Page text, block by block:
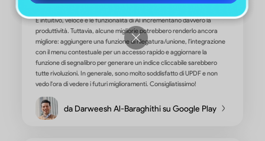
Ottimo editor PDF
Sono davvero contento di aver acquistato UPDF! È stata una
propria rivoluzione per me quando ho la necessità di lavorare
PDF. La possibilità di esportare in vari formati come .docx, .ppt,
ecc. è semplicemente fantastica e mi ha fatto risparmiare
tempo e fatica. Ho provato sei diversi programmi di lettura/